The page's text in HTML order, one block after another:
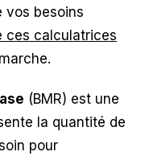
vos besoins
ces calculatrices
(BMR) est une
la quantité de
pour